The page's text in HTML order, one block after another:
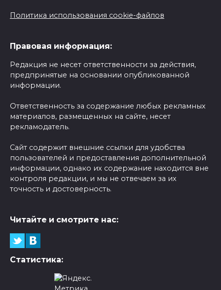
Политика использования cookie-файлов
Правовая информация:
Редакция не несет ответственности за действия,
предпринятые на основании опубликованной
информации.
Ответственность за содержание любых рекламных
материалов, размещенных на сайте, несет
рекламодатель.
Сайт содержит внешние ссылки для удобства
пользователей и предоставления дополнительной
информации, однако их содержание находится вне
контроля редакции, и мы не отвечаем за их
точность и достоверность.
Читайте и смотрите нас:
Статистика: